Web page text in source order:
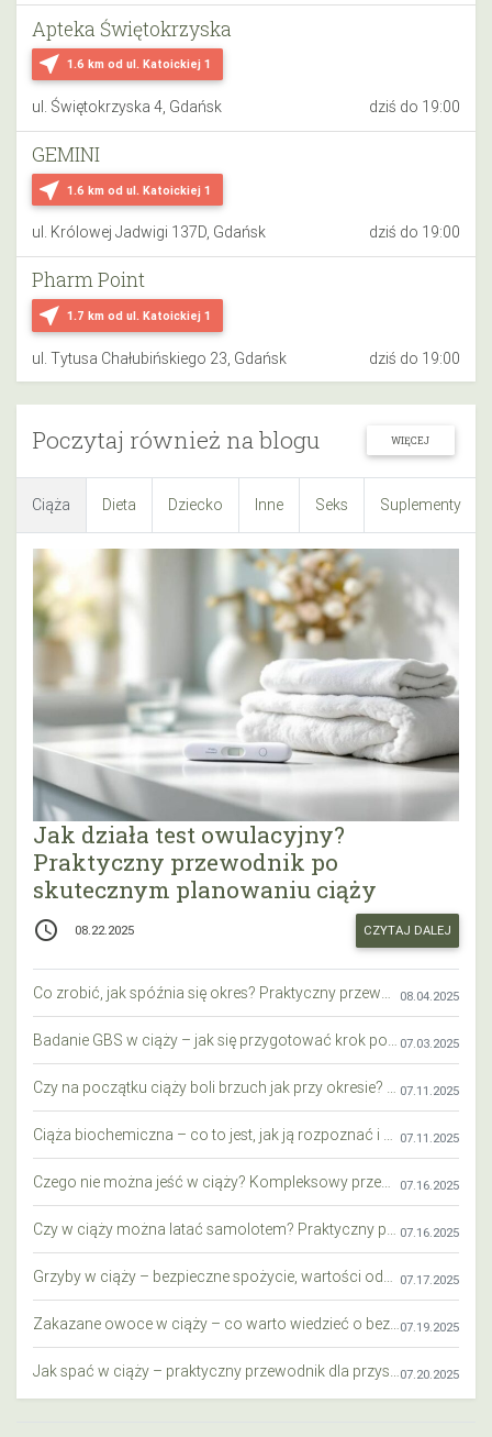
near_me 1.6 km od ul. Katoickiej 1
Apteka Świętokrzyska
ul. Świętokrzyska 4, Gdańsk dziś do 19:00
near_me 1.6 km od ul. Katoickiej 1
GEMINI
ul. Królowej Jadwigi 137D, Gdańsk dziś do 19:00
near_me 1.7 km od ul. Katoickiej 1
Pharm Point
ul. Tytusa Chałubińskiego 23, Gdańsk dziś do 19:00
Poczytaj również na blogu WIĘCEJ
Ciąża Dieta Dziecko Inne Seks Suplementy
Jak działa test owulacyjny?
Praktyczny przewodnik po
skutecznym planowaniu ciąży
access_time 08.22.2025 CZYTAJ DALEJ
08.04.2025
07.03.2025
07.11.2025
07.11.2025
07.16.2025
07.16.2025
07.17.2025
07.19.2025
07.20.2025